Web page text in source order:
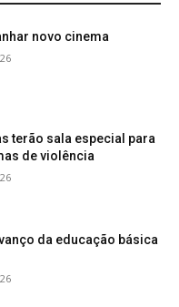
novo cinema
terão sala especial para
de violência
da educação básica